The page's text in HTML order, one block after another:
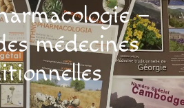
–
médecines